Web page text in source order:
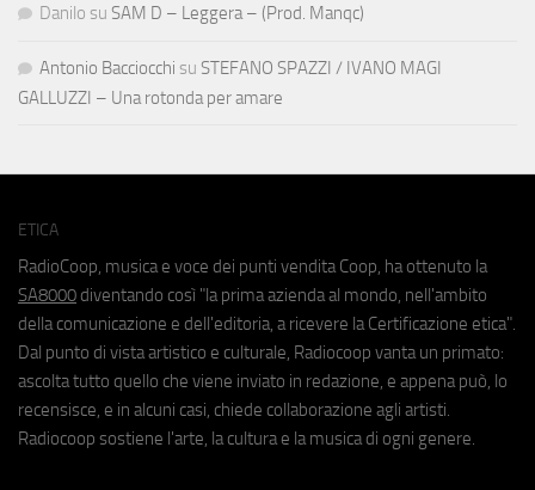
Danilo su SAM D – Leggera – (Prod. Manqc)
Antonio Bacciocchi su STEFANO SPAZZI / IVANO MAGI
GALLUZZI – Una rotonda per amare
ETICA
RadioCoop, musica e voce dei punti vendita Coop, ha ottenuto la
SA8000 diventando così "la prima azienda al mondo, nell'ambito
della comunicazione e dell'editoria, a ricevere la Certificazione etica".
Dal punto di vista artistico e culturale, Radiocoop vanta un primato:
ascolta tutto quello che viene inviato in redazione, e appena può, lo
recensisce, e in alcuni casi, chiede collaborazione agli artisti.
Radiocoop sostiene l'arte, la cultura e la musica di ogni genere.